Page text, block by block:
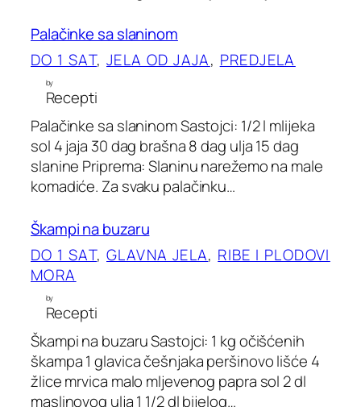
Palačinke sa slaninom
DO 1 SAT, JELA OD JAJA, PREDJELA
by
Recepti
Palačinke sa slaninom Sastojci: 1/2 l mlijeka
sol 4 jaja 30 dag brašna 8 dag ulja 15 dag
slanine Priprema: Slaninu narežemo na male
komadiće. Za svaku palačinku…
Škampi na buzaru
DO 1 SAT, GLAVNA JELA, RIBE I PLODOVI
MORA
by
Recepti
Škampi na buzaru Sastojci: 1 kg očišćenih
škampa 1 glavica češnjaka peršinovo lišće 4
žlice mrvica malo mljevenog papra sol 2 dl
maslinovog ulja 1 1/2 dl bijelog…